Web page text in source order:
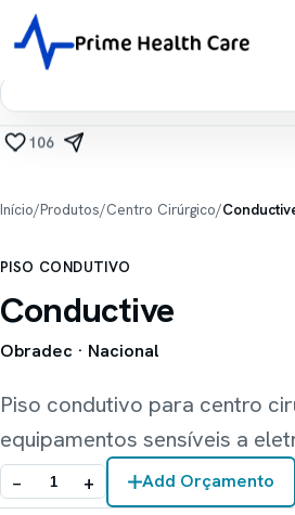
Diagnóstico por Imagem
Centro Cirúrgico
Internação & Home Care
Conforto & Mobiliário
Conservação & Infraestrutura
Blue Health
Locação EaaS
Imagem médica
Stiegelmeyer
Oqtis
Mesas cirúrgicas
Biotecno
Refrigeração científica
Portfólio
Blog
Prime Intelligence
Sobre Nós
106
Início/Produtos/Centro Cirúrgico/
PISO CONDUTIVO
Conductive
Obradec · Nacional
Piso condutivo para centro
equipamentos sensíveis a
− + Add Orçamento